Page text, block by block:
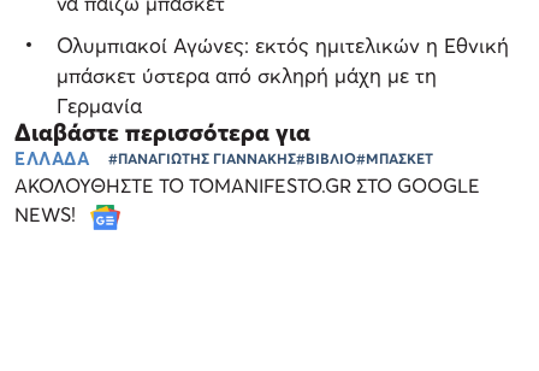
Ολυμπιακοί Αγώνες: εκτός ημιτελικών η Εθνική
μπάσκετ ύστερα από σκληρή μάχη με τη
Γερμανία
Διαβάστε περισσότερα για
ΕΛΛΑΔΑ #ΠΑΝΑΓΙΩΤΗΣ ΓΙΑΝΝΑΚΗΣ#ΒΙΒΛΙΟ#ΜΠΑΣΚΕΤ
ΑΚΟΛΟΥΘΗΣΤΕ ΤΟ TOMANIFESTO.GR ΣΤΟ GOOGLE
NEWS!